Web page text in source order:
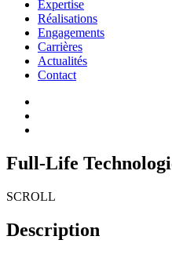
Expertise
Réalisations
Engagements
Carrières
Actualités
Contact
Full-Life
SCROLL
Description